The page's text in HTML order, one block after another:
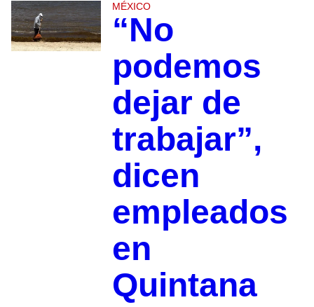
MÉXICO
“No
podemos
dejar de
trabajar”,
dicen
empleados
en
Quintana